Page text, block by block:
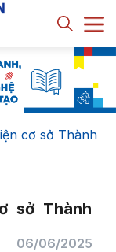
cơ sở Thành
sở Thành
06/06/2025